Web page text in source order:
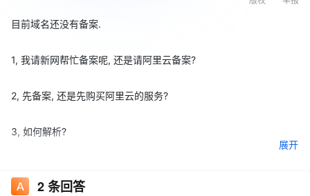
目前域名还没有备案.
1, 我请新网帮忙备案呢, 还是请阿里云备案?
2, 先备案, 还是先购买阿里云的服务?
3, 如何解析?
谢谢, 求达人.
展开
2条回答